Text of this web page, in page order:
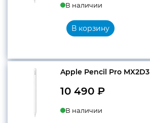
В наличии
В корзину
Apple Pencil Pro MX2D3
10 490 ₽
В наличии